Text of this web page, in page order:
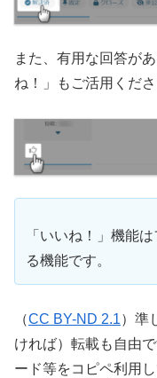
また、有用な回答が
ね！」もご活用くだ
「いいね！」機能
る機能です。
（CC BY-ND 2.1）準
ければ）転載も自由
ード等をコピペ利用